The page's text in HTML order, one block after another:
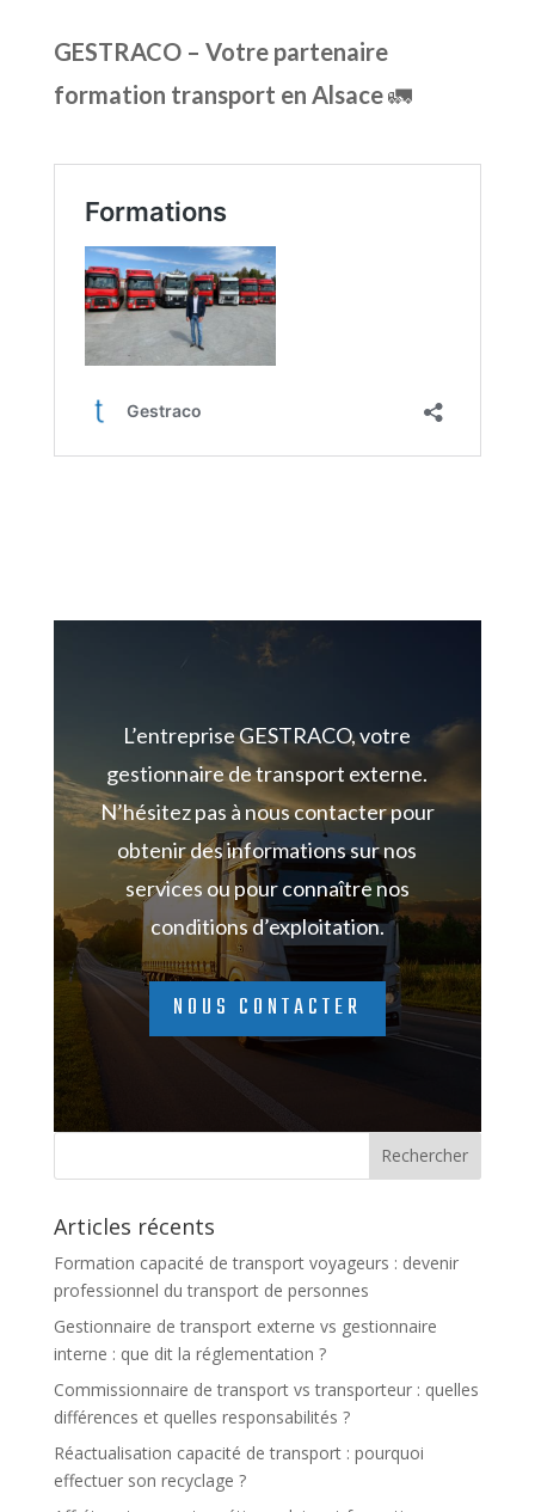
GESTRACO – Votre partenaire
formation transport en Alsace🚛
L’entreprise GESTRACO, votre
gestionnaire de transport externe.
N’hésitez pas à nouscontacter pour
obtenir des informations sur nos
services ou pour connaître nos
conditions d’exploitation.
NOUS CONTACTER
Articles récents
Formation capacité de transport voyageurs : devenir
professionnel du transport de personnes
Gestionnaire de transport externe vs gestionnaire
interne : que dit la réglementation ?
Commissionnaire de transport vs transporteur : quelles
différences et quelles responsabilités ?
Réactualisation capacité de transport : pourquoi
effectuer son recyclage ?